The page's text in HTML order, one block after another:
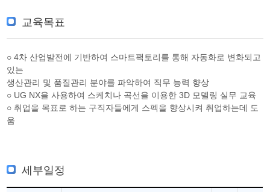
교육목표
○ 4차 산업발전에 기반하여 스마트팩토리를 통해 자동화로 변화되고
있는
생산관리 및 품질관리 분야를 파악하여 직무 능력 향상
○ UG NX을 사용하여 스케치나 곡선을 이용한 3D 모델링 실무 교육
○ 취업을 목표로 하는 구직자들에게 스펙을 향상시켜 취업하는데 도
움
세부일정